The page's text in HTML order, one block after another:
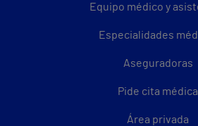
Equipo médico y
Especialidades
Aseguradoras
Pide cita médica
Área privada